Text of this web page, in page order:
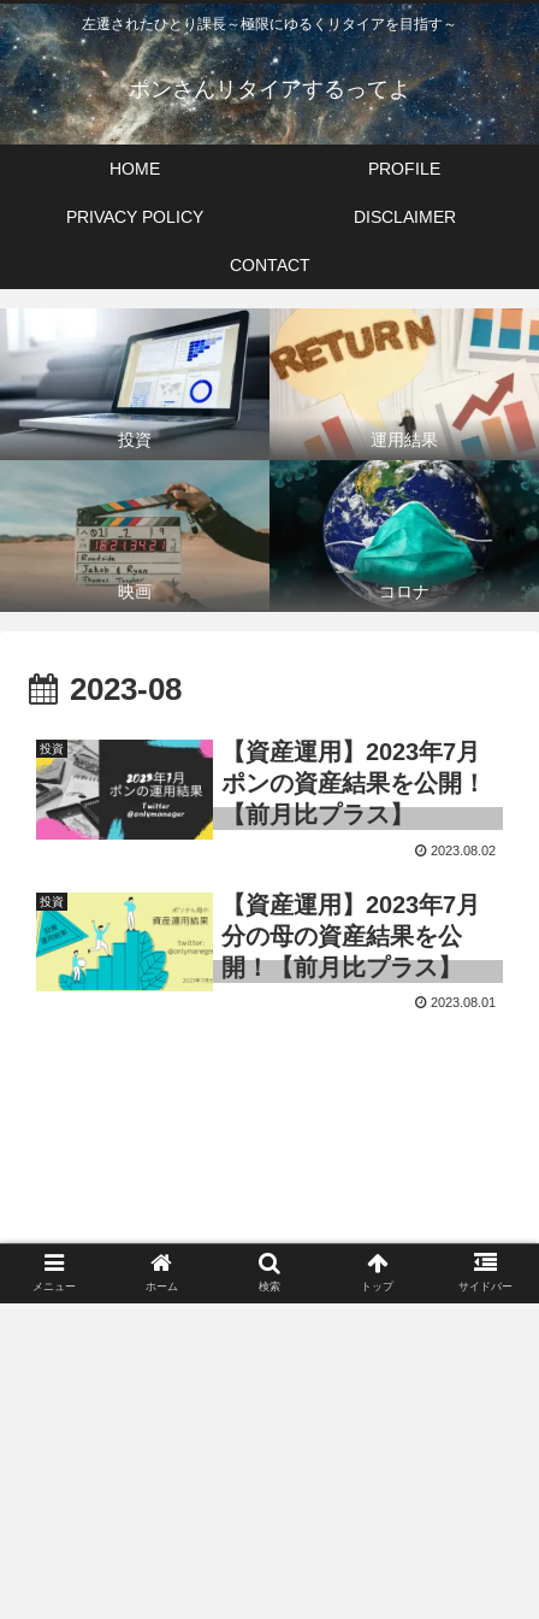
左遷されたひとり課長～極限にゆるくリタイアを目指す～
ポンさんリタイアするってよ
HOME PROFILE
PRIVACY POLICY DISCLAIMER
CONTACT
投資 運用結果
映画 コロナ
2023-08
投資
【資産運用】2023年7月
ポンの資産結果を公開！
【前月比プラス】
2023.08.02
投資
【資産運用】2023年7月
分の母の資産結果を公
開！【前月比プラス】
2023.08.01
メニュー ホーム 検索 トップ サイドバー